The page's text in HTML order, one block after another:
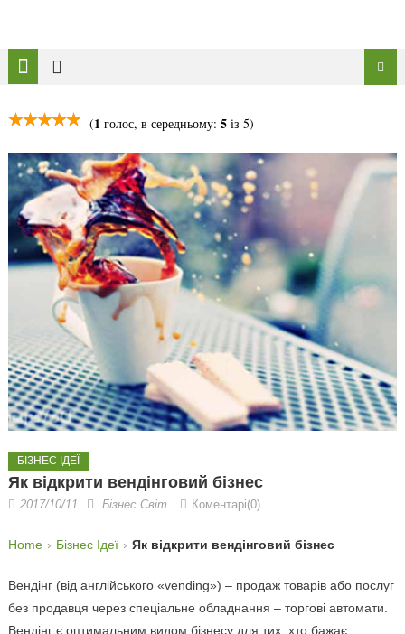
(1 голос, в середньому: 5із 5)
БІЗНЕС ІДЕЇ
Як відкрити вендінговий бізнес
2017/10/11 Бізнес Світ Коментарі(0)
Home Бізнес Ідеї Як відкрити вендінговий бізнес
Вендінг (від англійського «vending») – продаж товарів або послуг
без продавця через спеціальне обладнання – торгові автомати.
Вендінг є оптимальним видом бізнесу для тих, хто бажає